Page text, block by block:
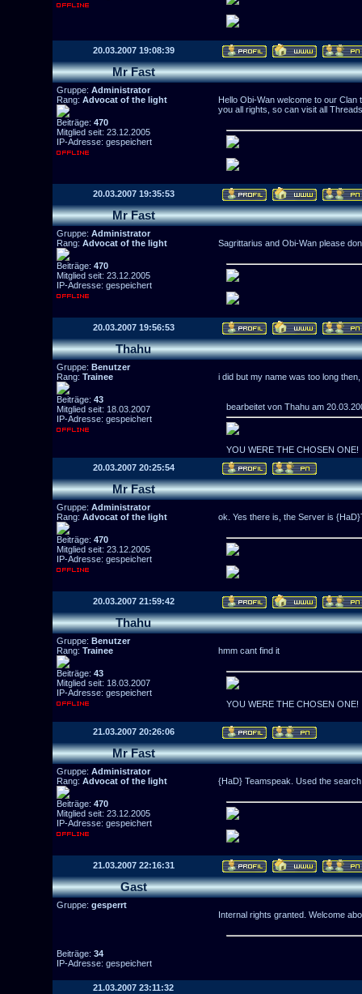
20.03.2007 19:08:39
Mr Fast
Gruppe: Administrator
Rang: Advocat of the light
Beiträge: 470
Mitglied seit: 23.12.2005
IP-Adresse: gespeichert
Hello Obi-Wan welcome to our
you all rights, so can visit all
20.03.2007 19:35:53
Mr Fast
Gruppe: Administrator
Rang: Advocat of the light
Beiträge: 470
Mitglied seit: 23.12.2005
IP-Adresse: gespeichert
Sagrittarius and Obi-Wan please
20.03.2007 19:56:53
Thahu
Gruppe: Benutzer
Rang: Trainee
Beiträge: 43
Mitglied seit: 18.03.2007
IP-Adresse: gespeichert
i did but my name was too long
bearbeitet von Thahu am
YOU WERE THE CHOSEN ONE!
20.03.2007 20:25:54
Mr Fast
Gruppe: Administrator
Rang: Advocat of the light
Beiträge: 470
Mitglied seit: 23.12.2005
IP-Adresse: gespeichert
ok. Yes there is, the Server is
20.03.2007 21:59:42
Thahu
Gruppe: Benutzer
Rang: Trainee
Beiträge: 43
Mitglied seit: 18.03.2007
IP-Adresse: gespeichert
hmm cant find it
YOU WERE THE CHOSEN ONE!
21.03.2007 20:26:06
Mr Fast
Gruppe: Administrator
Rang: Advocat of the light
Beiträge: 470
Mitglied seit: 23.12.2005
IP-Adresse: gespeichert
{HaD} Teamspeak. Used the
21.03.2007 22:16:31
Gast
Gruppe: gesperrt
Beiträge: 34
IP-Adresse: gespeichert
Internal rights granted. Welcome
21.03.2007 23:11:32